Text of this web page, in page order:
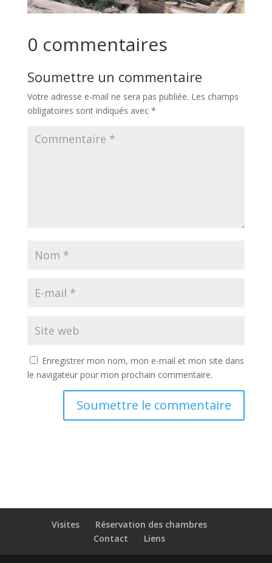
0 commentaires
Soumettre un commentaire
Votre adresse e-mail ne sera pas publiée. Les champs
obligatoires sont indiqués avec *
Enregistrer mon nom, mon e-mail et mon site dans
le navigateur pour mon prochain commentaire.
Soumettre le commentaire
Visites
Réservation des chambres
Contact
Liens